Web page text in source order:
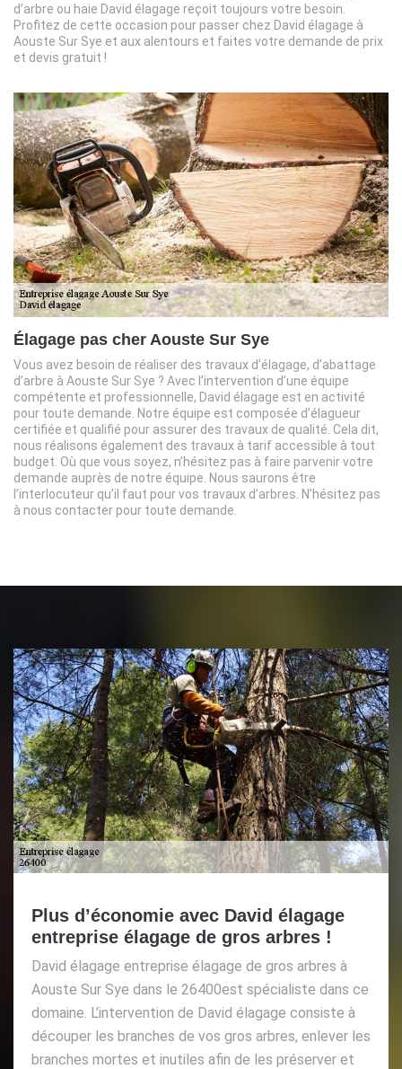
d’arbre ou haie David élagage reçoit toujours votre besoin.
Profitez de cette occasion pour passer chez David élagage à
Aouste Sur Sye et aux alentours et faites votre demande de prix
et devis gratuit !
Élagage pas cher Aouste Sur Sye
Vous avez besoin de réaliser des travaux d’élagage, d’abattage
d’arbre à Aouste Sur Sye ? Avec l’intervention d’une équipe
compétente et professionnelle, David élagage est en activité
pour toute demande. Notre équipe est composée d’élagueur
certifiée et qualifié pour assurer des travaux de qualité. Cela dit,
nous réalisons également des travaux à tarif accessible à tout
budget. Où que vous soyez, n’hésitez pas à faire parvenir votre
demande auprès de notre équipe. Nous saurons être
l’interlocuteur qu’il faut pour vos travaux d’arbres. N’hésitez pas
à nous contacter pour toute demande.
Plus d’économie avec David élagage
entreprise élagage de gros arbres !
David élagage entreprise élagage de gros arbres à
Aouste Sur Sye dans le 26400est spécialiste dans ce
domaine. L’intervention de David élagage consiste à
découper les branches de vos gros arbres, enlever les
branches mortes et inutiles afin de les préserver et